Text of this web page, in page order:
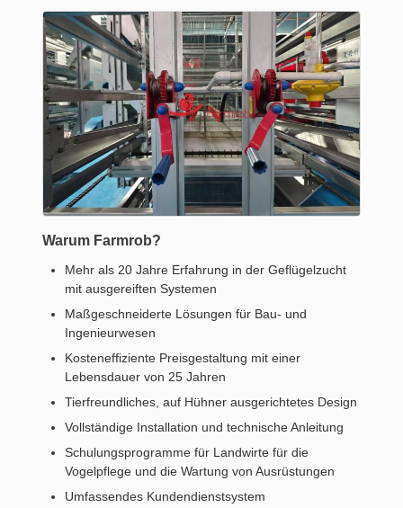
Warum Farmrob?
Mehr als 20 Jahre Erfahrung in der Geflügelzucht
mit ausgereiften Systemen
Maßgeschneiderte Lösungen für Bau- und
Ingenieurwesen
Kosteneffiziente Preisgestaltung mit einer
Lebensdauer von 25 Jahren
Tierfreundliches, auf Hühner ausgerichtetes Design
Vollständige Installation und technische Anleitung
Schulungsprogramme für Landwirte für die
Vogelpflege und die Wartung von Ausrüstungen
Umfassendes Kundendienstsystem